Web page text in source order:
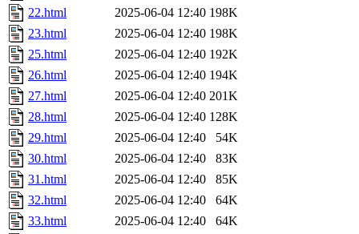
22.html
2025-06-04 12:40 198K
23.html
2025-06-04 12:40 198K
25.html
2025-06-04 12:40 192K
26.html
2025-06-04 12:40 194K
27.html
2025-06-04 12:40 201K
28.html
2025-06-04 12:40 128K
29.html
2025-06-04 12:40
54K
30.html
2025-06-04 12:40
83K
31.html
2025-06-04 12:40
85K
32.html
2025-06-04 12:40
64K
33.html
2025-06-04 12:40
64K